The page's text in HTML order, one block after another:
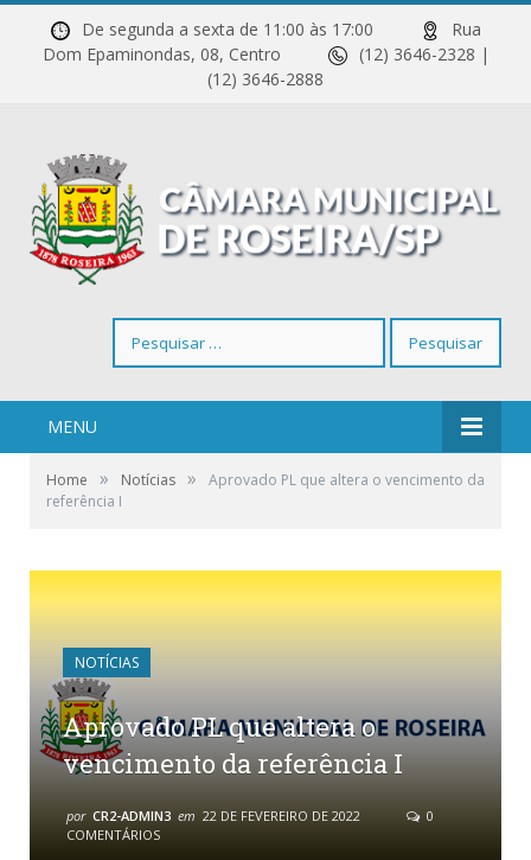
De segunda a sexta de 11:00 às 17:00
Rua
Dom Epaminondas, 08, Centro
(12) 3646-2328 |
(12) 3646-2888
por:
MENU
Home » Notícias »
Aprovado PL que altera o vencimento da
referência I
NOTÍCIAS
Aprovado PL que altera o
vencimento da referência I
por CR2-ADMIN3 em 22 DE FEVEREIRO DE 2022
0
COMENTÁRIOS